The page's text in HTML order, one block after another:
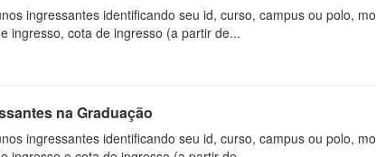
ingressantes identificando seu id, curso, campus ou polo,
ingresso, cota de ingresso (a partir de...
na Graduação
ingressantes identificando seu id, curso, campus ou polo,